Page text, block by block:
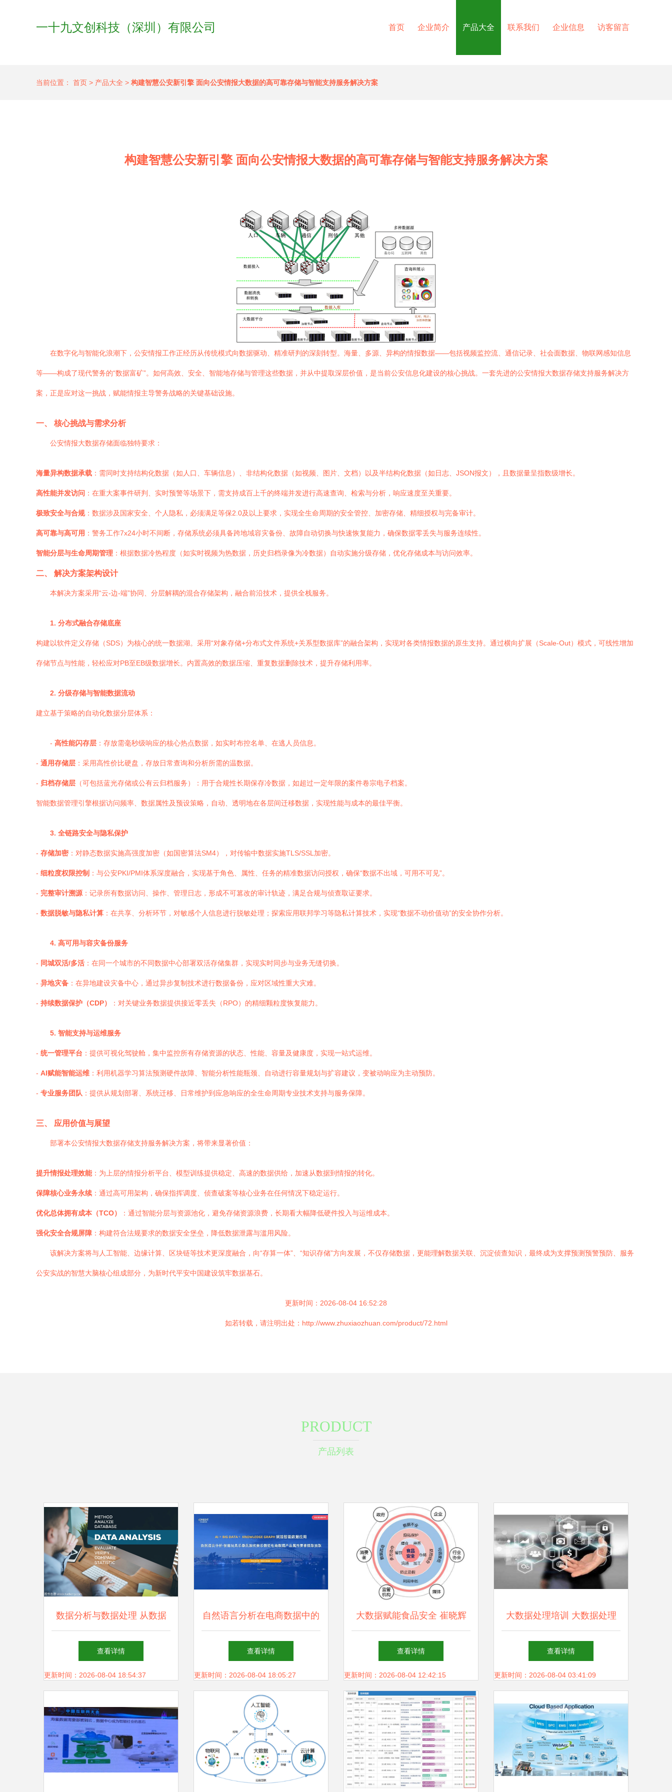
一十九文创科技（深圳）有限公司 首页 企业简介 产品大全 联系我们 企业信息 访客留言
当前位置： 首页 > 产品大全 > 构建智慧公安新引擎 面向公安情报大数据的高可靠存储与智能支持服务解决方案
构建智慧公安新引擎 面向公安情报大数据的高可靠存储与智能支持服务解决方案
在数字化与智能化浪潮下，公安情报工作正经历从传统模式向数据驱动、精准研判的深刻转型。海量、多源、异构的情报数据——包括视频监控流、通信记录、社会面数据、物联网感知信息
等——构成了现代警务的“数据富矿”。如何高效、安全、智能地存储与管理这些数据，并从中提取深层价值，是当前公安信息化建设的核心挑战。一套先进的公安情报大数据存储支持服务解决方
案，正是应对这一挑战，赋能情报主导警务战略的关键基础设施。
一、 核心挑战与需求分析
公安情报大数据存储面临独特要求：
海量异构数据承载 ：需同时支持结构化数据（如人口、车辆信息）、非结构化数据（如视频、图片、文档）以及半结构化数据（如日志、JSON报文），且数据量呈指数级增长。
高性能并发访问 ：在重大案事件研判、实时预警等场景下，需支持成百上千的终端并发进行高速查询、检索与分析，响应速度至关重要。
极致安全与合规：数据涉及国家安全、个人隐私，必须满足等保2.0及以上要求，实现全生命周期的安全管控、加密存储、精细授权与完备审计。
高可靠与高可用 ：警务工作7x24小时不间断，存储系统必须具备跨地域容灾备份、故障自动切换与快速恢复能力，确保数据零丢失与服务连续性。
智能分层与生命周期管理 ：根据数据冷热程度（如实时视频为热数据，历史归档录像为冷数据）自动实施分级存储，优化存储成本与访问效率。
二、 解决方案架构设计
本解决方案采用“云-边-端”协同、分层解耦的混合存储架构，融合前沿技术，提供全栈服务。
1. 分布式融合存储底座
构建以软件定义存储（SDS）为核心的统一数据湖。采用“对象存储+分布式文件系统+关系型数据库”的融合架构，实现对各类情报数据的原生支持。通过横向扩展（Scale-Out）模式，可线性增加
存储节点与性能，轻松应对PB至EB级数据增长。内置高效的数据压缩、重复数据删除技术，提升存储利用率。
2. 分级存储与智能数据流动
建立基于策略的自动化数据分层体系：
- 高性能闪存层 ：存放需毫秒级响应的核心热点数据，如实时布控名单、在逃人员信息。
- 通用存储层 ：采用高性价比硬盘，存放日常查询和分析所需的温数据。
- 归档存储层 （可包括蓝光存储或公有云归档服务）：用于合规性长期保存冷数据，如超过一定年限的案件卷宗电子档案。
智能数据管理引擎根据访问频率、数据属性及预设策略，自动、透明地在各层间迁移数据，实现性能与成本的最佳平衡。
3. 全链路安全与隐私保护
- 存储加密 ：对静态数据实施高强度加密（如国密算法SM4），对传输中数据实施TLS/SSL加密。
- 细粒度权限控制 ：与公安PKI/PMI体系深度融合，实现基于角色、属性、任务的精准数据访问授权，确保“数据不出域，可用不可见”。
- 完整审计溯源 ：记录所有数据访问、操作、管理日志，形成不可篡改的审计轨迹，满足合规与侦查取证要求。
- 数据脱敏与隐私计算 ：在共享、分析环节，对敏感个人信息进行脱敏处理；探索应用联邦学习等隐私计算技术，实现“数据不动价值动”的安全协作分析。
4. 高可用与容灾备份服务
- 同城双活/多活 ：在同一个城市的不同数据中心部署双活存储集群，实现实时同步与业务无缝切换。
- 异地灾备 ：在异地建设灾备中心，通过异步复制技术进行数据备份，应对区域性重大灾难。
- 持续数据保护（CDP） ：对关键业务数据提供接近零丢失（RPO）的精细颗粒度恢复能力。
5. 智能支持与运维服务
- 统一管理平台 ：提供可视化驾驶舱，集中监控所有存储资源的状态、性能、容量及健康度，实现一站式运维。
- AI赋能智能运维 ：利用机器学习算法预测硬件故障、智能分析性能瓶颈、自动进行容量规划与扩容建议，变被动响应为主动预防。
- 专业服务团队 ：提供从规划部署、系统迁移、日常维护到应急响应的全生命周期专业技术支持与服务保障。
三、 应用价值与展望
部署本公安情报大数据存储支持服务解决方案，将带来显著价值：
提升情报处理效能：为上层的情报分析平台、模型训练提供稳定、高速的数据供给，加速从数据到情报的转化。
保障核心业务永续 ：通过高可用架构，确保指挥调度、侦查破案等核心业务在任何情况下稳定运行。
优化总体拥有成本（TCO） ：通过智能分层与资源池化，避免存储资源浪费，长期看大幅降低硬件投入与运维成本。
强化安全合规屏障 ：构建符合法规要求的数据安全堡垒，降低数据泄露与滥用风险。
该解决方案将与人工智能、边缘计算、区块链等技术更深度融合，向“存算一体”、“知识存储”方向发展，不仅存储数据，更能理解数据关联、沉淀侦查知识，最终成为支撑预测预警预防、服务
公安实战的智慧大脑核心组成部分，为新时代平安中国建设筑牢数据基石。
更新时间：2026-08-04 16:52:28
如若转载，请注明出处：http://www.zhuxiaozhuan.com/product/72.html
PRODUCT
产品列表
数据分析与数据处理 从数据
到洞察的旅程
查看详情
更新时间：2026-08-04 18:54:37
自然语言分析在电商数据中的
应用 以智能玩具乐器民族吹
奏乐器笙为例的产品属性要素
提取
查看详情
更新时间：2026-08-04 18:05:27
大数据赋能食品安全 崔晓辉
教授的存储支持服务解析
查看详情
更新时间：2026-08-04 12:42:15
大数据处理培训 大数据处理
流程什么样
查看详情
更新时间：2026-08-04 03:41:09